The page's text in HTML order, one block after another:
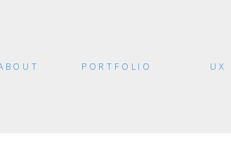
PORTFOLIO UX